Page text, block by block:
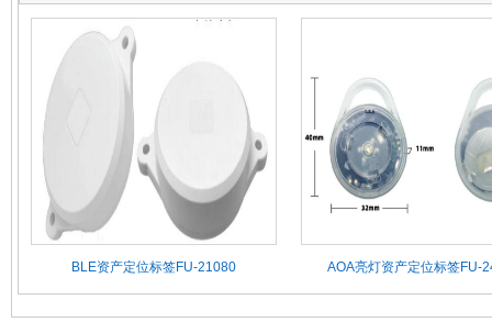
BLE资产定位标签FU-21080 AOA亮灯资产定位标签FU-